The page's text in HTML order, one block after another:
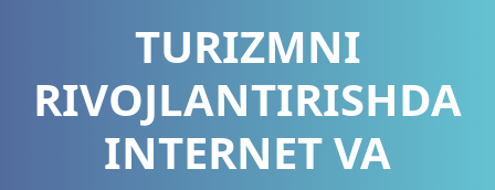
TURIZMNI
RIVOJLANTIRISHDA
INTERNET VA